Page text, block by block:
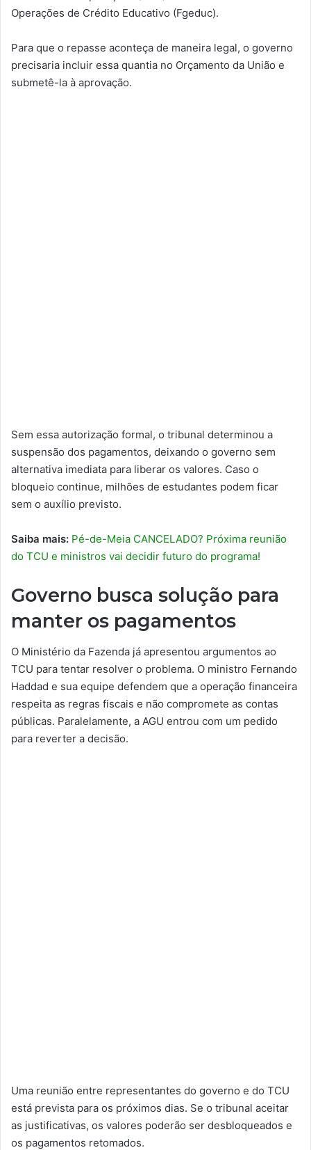
Operações de Crédito Educativo (Fgeduc).
Para que o repasse aconteça de maneira legal, o governo
precisaria incluir essa quantia no Orçamento da União e
submetê-la à aprovação.
Sem essa autorização formal, o tribunal determinou a
suspensão dos pagamentos, deixando o governo sem
alternativa imediata para liberar os valores. Caso o
bloqueio continue, milhões de estudantes podem ficar
sem o auxílio previsto.
Saiba mais: Pé-de-Meia CANCELADO? Próxima reunião
do TCU e ministros vai decidir futuro do programa!
Governo busca solução para
manter os pagamentos
O Ministério da Fazenda já apresentou argumentos ao
TCU para tentar resolver o problema. O ministro Fernando
Haddad e sua equipe defendem que a operação financeira
respeita as regras fiscais e não compromete as contas
públicas. Paralelamente, a AGU entrou com um pedido
para reverter a decisão.
Uma reunião entre representantes do governo e do TCU
está prevista para os próximos dias. Se o tribunal aceitar
as justificativas, os valores poderão ser desbloqueados e
os pagamentos retomados.